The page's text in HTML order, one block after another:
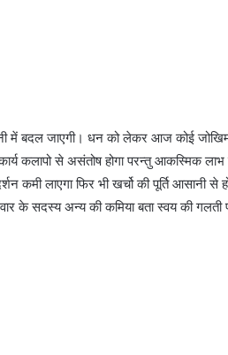
में बदल जाएगी। धन को लेकर आज कोई
कलापो से असंतोष होगा परन्तु आकस्मिक
कमी लाएगा फिर भी खर्चो की पूर्ति आसानी से
के सदस्य अन्य की कमिया बता स्वय की गलती